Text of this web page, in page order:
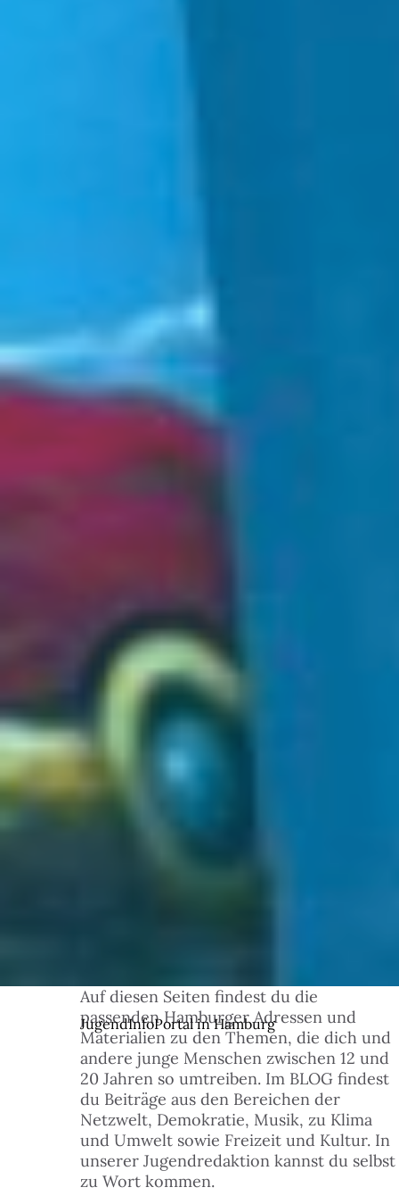
JugendInfoPortal in Hamburg
Auf diesen Seiten findest du die
passenden Hamburger Adressen und
Materialien zu den Themen, die dich und
andere junge Menschen zwischen 12 und
20 Jahren so umtreiben. Im BLOG findest
du Beiträge aus den Bereichen der
Netzwelt, Demokratie, Musik, zu Klima
und Umwelt sowie Freizeit und Kultur. In
unserer Jugendredaktion kannst du selbst
zu Wort kommen.